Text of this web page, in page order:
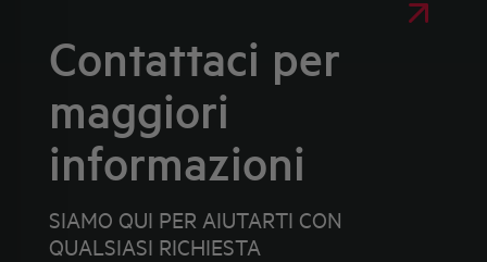
Contattaci per
maggiori
informazioni
SIAMO QUI PER AIUTARTI CON
QUALSIASI RICHIESTA